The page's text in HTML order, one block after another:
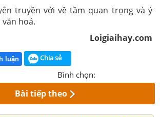
truyền với về tầm quan trọng và ý
hoá.
Loigiaihay.com
luận Chia sẻ
Bình chọn:
Bài tiếp theo